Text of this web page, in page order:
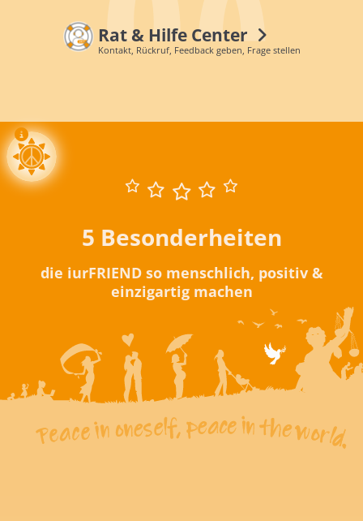
Rat & Hilfe Center
Kontakt, Rückruf, Feedback geben, Frage stellen
5 Besonderheiten
die iurFRIEND so menschlich, positiv &
einzigartig machen